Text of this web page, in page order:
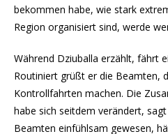
bekommen habe, wie stark
Region organisiert sind, werde
Während Dziuballa erzählt, fährt
Routiniert grüßt er die Beamten,
Kontrollfahrten machen. Die
habe sich seitdem verändert,
Beamten einfühlsam gewesen,